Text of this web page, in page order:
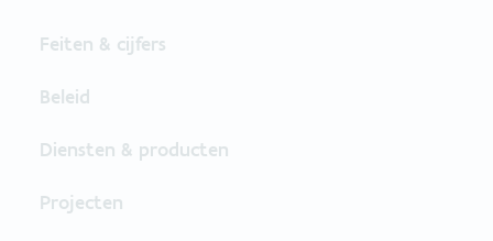
Feiten & cijfers
Beleid
Diensten & producten
Projecten